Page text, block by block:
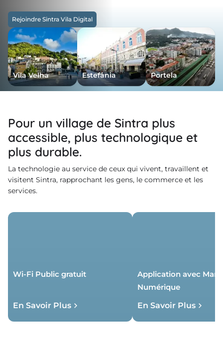
Rejoindre Sintra Vila Digital
Vila Velha Estefânia Portela
Pour un village de Sintra plus
accessible, plus technologique et
plus durable.
La technologie au service de ceux qui vivent, travaillent et
visitent Sintra, rapprochant les gens, le commerce et les
services.
Wi-Fi Public gratuit
En Savoir Plus
Application avec
Numérique
En Savoir Plus